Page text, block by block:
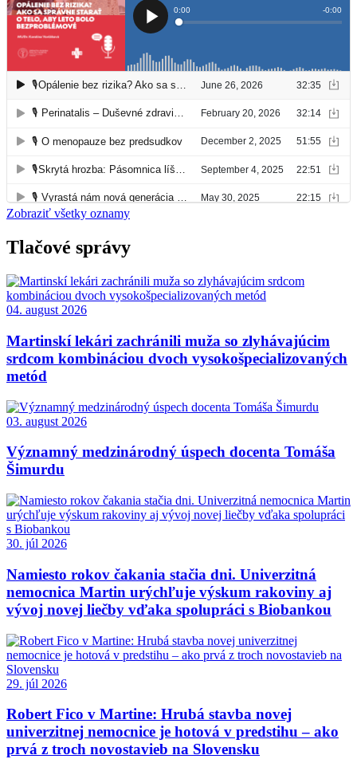
Zobraziť všetky oznamy
Tlačové správy
04. august 2026
Martinskí lekári zachránili muža so zlyhávajúcim
srdcom kombináciou dvoch vysokošpecializovaných
metód
03. august 2026
Významný medzinárodný úspech docenta Tomáša
Šimurdu
30. júl 2026
Namiesto rokov čakania stačia dni. Univerzitná
nemocnica Martin urýchľuje výskum rakoviny aj
vývoj novej liečby vďaka spolupráci s Biobankou
29. júl 2026
Robert Fico v Martine: Hrubá stavba novej
univerzitnej nemocnice je hotová v predstihu – ako
prvá z troch novostavieb na Slovensku